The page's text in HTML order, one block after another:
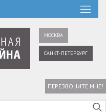
МОСКВА
САНКТ-ПЕТЕРБУРГ
ПЕРЕЗВОНИТЕ МНЕ!